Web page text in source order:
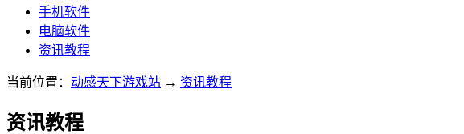
手机软件
电脑软件
资讯教程
当前位置： 动感天下游戏站 → 资讯教程
资讯教程